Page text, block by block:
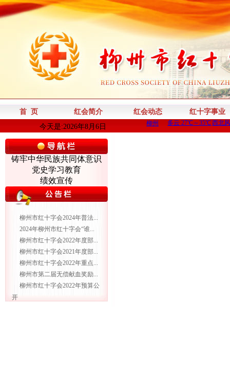
首 页 红会简介 红会动态
红十字事业
今天是:2026年8月6日
铸牢中华民族共同体意识
党史学习教育
绩效宣传
柳州市红十字会2024年普法...
2024年柳州市红十字会“谁...
柳州市红十字会2022年度部...
柳州市红十字会2021年度部...
柳州市红十字会2022年重点...
柳州市第二届无偿献血奖励...
柳州市红十字会2022年预算公
开